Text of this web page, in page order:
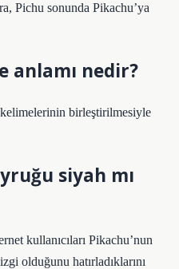
Pichu sonunda Pikachu’ya
anlamı nedir?
birleştirilmesiyle
siyah mı
kullanıcıları Pikachu’nun
olduğunu hatırladıklarını